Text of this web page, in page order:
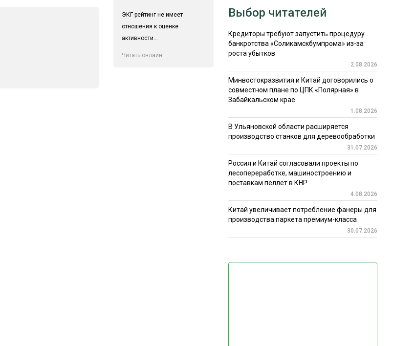
ЭКГ-рейтинг не имеет
отношения к оценке
активности...
Читать онлайн
Выбор читателей
Кредиторы требуют запустить процедуру
банкротства «Соликамскбумпрома» из-за
роста убытков
2.08.2026
Минвостокразвития и Китай договорились о
совместном плане по ЦПК «Полярная» в
Забайкальском крае
1.08.2026
В Ульяновской области расширяется
производство станков для деревообработки
31.07.2026
Россия и Китай согласовали проекты по
лесопереработке, машиностроению и
поставкам пеллет в КНР
4.08.2026
Китай увеличивает потребление фанеры для
производства паркета премиум-класса
30.07.2026